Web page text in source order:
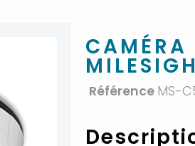
Référence MS-